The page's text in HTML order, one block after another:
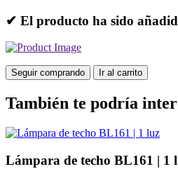
✔ El producto ha sido
Seguir comprando Ir al carrito
También te podría
Lámpara de techo BL161 | 1